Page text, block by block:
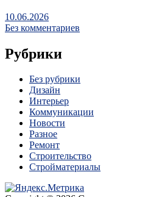
10.06.2026
Без комментариев
Рубрики
Без рубрики
Дизайн
Интерьер
Коммуникации
Новости
Разное
Ремонт
Строительство
Стройматериалы